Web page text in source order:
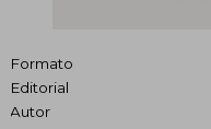
Formato
Editorial
Autor